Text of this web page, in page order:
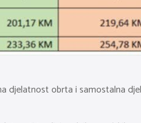
obrta i samostalna